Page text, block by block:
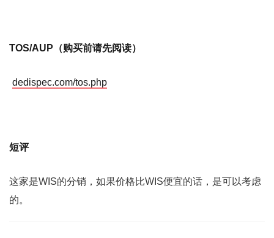
TOS/AUP（购买前请先阅读）
dedispec.com/tos.php
短评
这家是WIS的分销，如果价格比WIS便宜的话，是可以考虑
的。